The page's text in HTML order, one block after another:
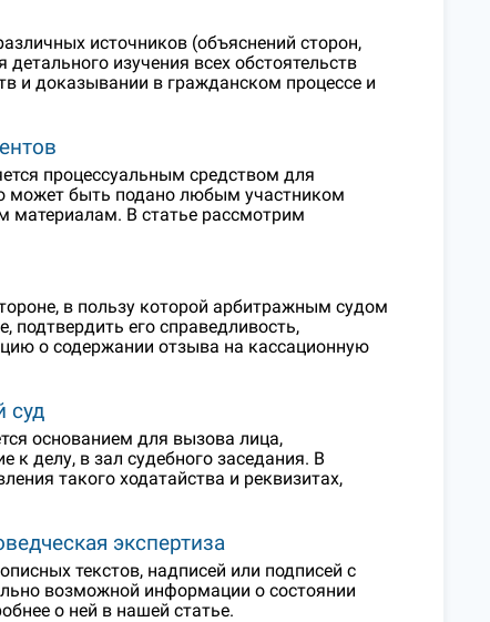
источников (объяснений сторон,
изучения всех обстоятельств
и доказывании в гражданском процессе и
процессуальным средством для
может быть подано любым участником
материалам. В статье рассмотрим
в пользу которой арбитражным судом
подтвердить его справедливость,
о содержании отзыва на кассационную
суд
основанием для вызова лица,
делу, в зал судебного заседания. В
такого ходатайства и реквизитах,
экспертиза
текстов, надписей или подписей с
возможной информации о состоянии
о ней в нашей статье.